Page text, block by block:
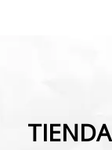
TIENDA